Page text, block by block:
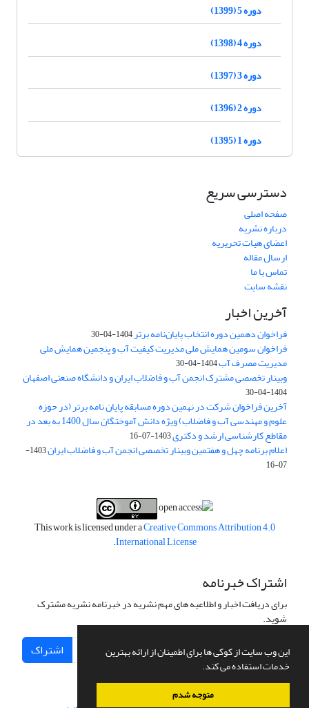
این وب سایت از کوکی ها برای اطمینان از ارائه بهترین
خدمات استفاده می کند.
متوجه شدم
دوره 5 (1399)
دوره 4 (1398)
دوره 3 (1397)
دوره 2 (1396)
دوره 1 (1395)
دسترسی سریع
صفحه اصلی
درباره نشریه
اعضای هیات تحریریه
ارسال مقاله
تماس با ما
نقشه سایت
آخرین اخبار
فراخوان دهمین دوره انتخاب پایان‌نامه برتر1404-04-30
فراخوان سومین همایش ملی مدیریت کیفیت آب و پنجمین همایش ملی
مدیریت مصرف آب1404-04-30
وبینار تخصصی مشترک انجمن آب و فاضلاب ایران و دانشگاه صنعتی اصفهان
1404-04-30
آخرین فراخوان شرکت در نهمین دوره مسابقه پایان نامه برتر (در حوزه
علوم و مهندسی آب و فاضلاب) ویژه دانش آموختگان سال 1400 به بعد در
مقاطع کارشناسی ارشد و دکتری1403-07-16
اعلام برنامه چهل و هفتمین وبینار تخصصی انجمن آب و فاضلاب ایران
1403-
07-16
This work is licensed under aCreative Commons Attribution 4.0
International License
.
اشتراک خبرنامه
برای دریافت اخبار و اطلاعیه های مهم نشریه در خبرنامه نشریه مشترک
شوید.
اشتراک